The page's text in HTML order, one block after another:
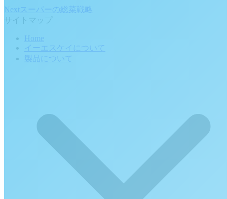
Next Next
post:
スーパーの総菜戦略
サイトマップ
Home
イーエスケイについて
製品について